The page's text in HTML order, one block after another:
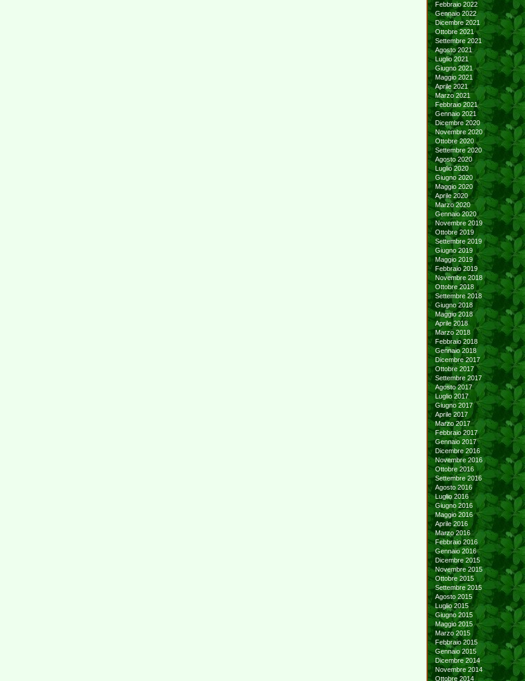
Febbraio 2022
Gennaio 2022
Dicembre 2021
Ottobre 2021
Settembre 2021
Agosto 2021
Luglio 2021
Giugno 2021
Maggio 2021
Aprile 2021
Marzo 2021
Febbraio 2021
Gennaio 2021
Dicembre 2020
Novembre 2020
Ottobre 2020
Settembre 2020
Agosto 2020
Luglio 2020
Giugno 2020
Maggio 2020
Aprile 2020
Marzo 2020
Gennaio 2020
Novembre 2019
Ottobre 2019
Settembre 2019
Giugno 2019
Maggio 2019
Febbraio 2019
Novembre 2018
Ottobre 2018
Settembre 2018
Giugno 2018
Maggio 2018
Aprile 2018
Marzo 2018
Febbraio 2018
Gennaio 2018
Dicembre 2017
Ottobre 2017
Settembre 2017
Agosto 2017
Luglio 2017
Giugno 2017
Aprile 2017
Marzo 2017
Febbraio 2017
Gennaio 2017
Dicembre 2016
Novembre 2016
Ottobre 2016
Settembre 2016
Agosto 2016
Luglio 2016
Giugno 2016
Maggio 2016
Aprile 2016
Marzo 2016
Febbraio 2016
Gennaio 2016
Dicembre 2015
Novembre 2015
Ottobre 2015
Settembre 2015
Agosto 2015
Luglio 2015
Giugno 2015
Maggio 2015
Marzo 2015
Febbraio 2015
Gennaio 2015
Dicembre 2014
Novembre 2014
Ottobre 2014